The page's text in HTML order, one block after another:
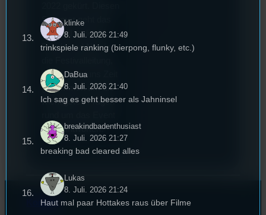
Sommer geht das
Festival in die 44.
Runde und Nicole,
hat sich für uns Zeit
genommen um die
wichtigsten Fragen
zu beantworten.
Kontakt
klinke
8. Juli. 2026 21:49
trinkspiele ranking (bierpong, flunky, etc.)
DaBua
8. Juli. 2026 21:40
Ich sag es geht besser als Jahninsel
breakindbadenthusiast
8. Juli. 2026 21:27
breaking bad cleared alles
Lukas
8. Juli. 2026 21:24
Haut mal paar Hottakes raus über Filme